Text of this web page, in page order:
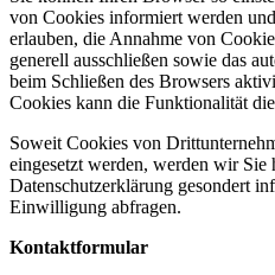
von Cookies informiert werden
erlauben, die Annahme von
generell ausschließen sowie das
beim Schließen des Browsers
Cookies kann die Funktionalität
Soweit Cookies von
eingesetzt werden, werden wir Sie
Datenschutzerklärung gesondert
Einwilligung abfragen.
Kontaktformular